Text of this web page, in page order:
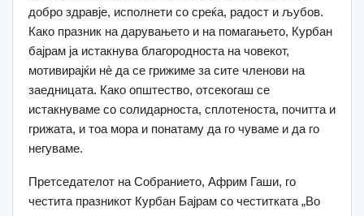
добро здравје, исполнети со среќа, радост и љубов.
Како празник на дарувањето и на помагањето, Курбан
бајрам ја истакнува благородноста на човекот,
мотивирајќи нè да се грижиме за сите членови на
заедницата. Како општество, отсекогаш се
истакнуваме со солидарноста, сплотеноста, почитта и
грижата, и тоа мора и понатаму да го чуваме и да го
негуваме.
Претседателот на Собранието, Африм Гаши, го
честита празникот Курбан Бајрам со честитката „Во